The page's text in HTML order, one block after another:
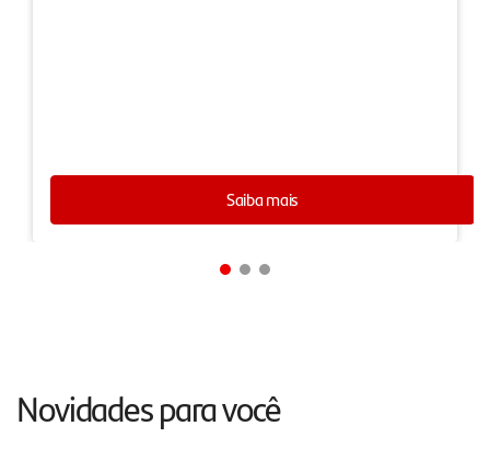
Saiba mais
Novidades para você